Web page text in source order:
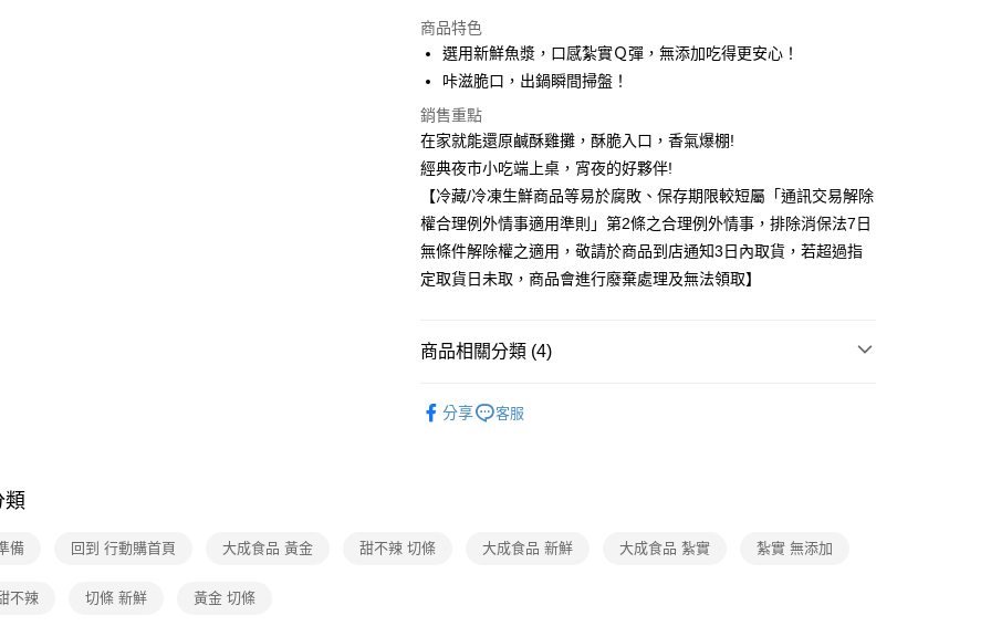
冷凍-全家取貨付款
免運費
冷凍-付款後全家取貨
免運費
商品特色
選用新鮮魚漿，口感紮實Ｑ彈，無添加吃得更安心！
咔滋脆口，出鍋瞬間掃盤！
銷售重點
在家就能還原鹹酥雞攤，酥脆入口，香氣爆棚!
經典夜市小吃端上桌，宵夜的好夥伴!
【冷藏/冷凍生鮮商品等易於腐敗、保存期限較短屬「通訊交易解除
權合理例外情事適用準則」第2條之合理例外情事，排除消保法7日
無條件解除權之適用，敬請於商品到店通知3日內取貨，若超過指
定取貨日未取，商品會進行廢棄處理及無法領取】
商品相關分類 (4)
分享 客服
類
備 回到 行動購首頁 大成食品 黃金 甜不辣 切條 大成食品 新鮮 大成食品 紮實 紮實 無添加
不辣 切條 新鮮 黃金 切條